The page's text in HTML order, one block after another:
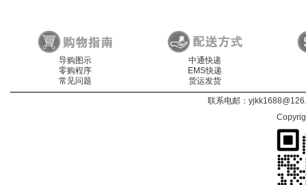
导购图示
零购程序
常见问题
中通快递
EMS快递
货运发货
联系电邮：